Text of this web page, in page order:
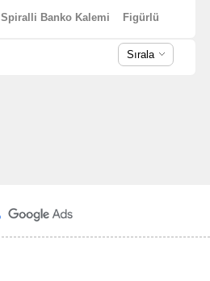
Spiralli Banko Kalemi Figürlü
Sırala